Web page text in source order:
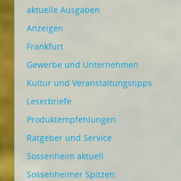
aktuelle Ausgaben
Anzeigen
Frankfurt
Gewerbe und Unternehmen
Kultur und Veranstaltungstipps
Leserbriefe
Produktempfehlungen
Ratgeber und Service
Sossenheim aktuell
Sossenheimer Spitzen